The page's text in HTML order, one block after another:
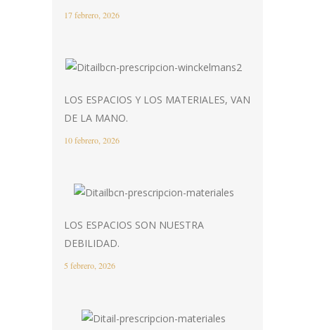
17 febrero, 2026
LOS ESPACIOS Y LOS MATERIALES, VAN
DE LA MANO.
10 febrero, 2026
LOS ESPACIOS SON NUESTRA
DEBILIDAD.
5 febrero, 2026